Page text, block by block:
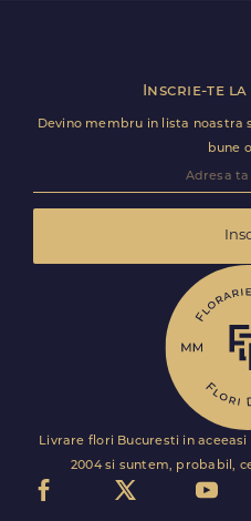
Inscrie-te
Devino membru in lista
bune
Livrare flori Bucuresti in
2004 si suntem, probabil,